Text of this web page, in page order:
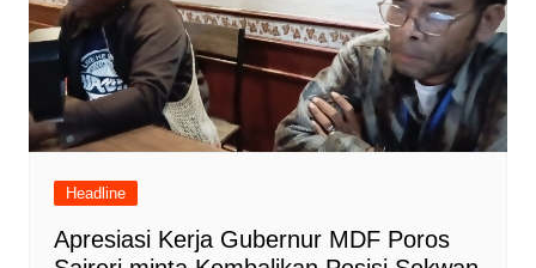
Headline
Apresiasi Kerja Gubernur MDF Poros